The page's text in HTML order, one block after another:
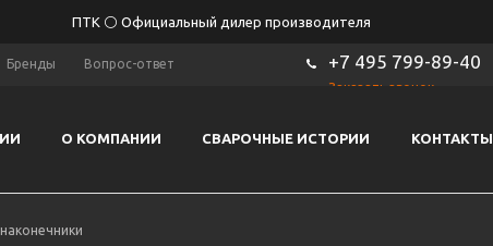
ПТК ⚪ Официальный дилер производителя
Бренды Вопрос-ответ +7 495 799-89-40
Заказать звонок
О КОМПАНИИ СВАРОЧНЫЕ ИСТОРИИ КОНТАКТЫ